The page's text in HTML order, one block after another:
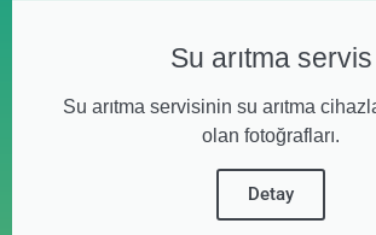
Su arıtma servis
Su arıtma servisinin su arıtma
olan fotoğrafları.
Detay